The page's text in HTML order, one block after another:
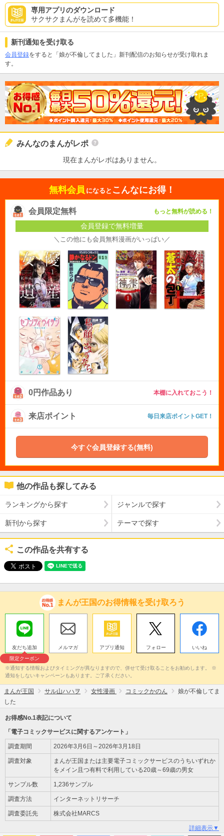
専用アプリのダウンロード
サクサクまんがを読めて多機能！
新刊通知を受け取る
会員登録をすると「娘が不倫してました」新刊配信のお知らせが受け取れま
す。
みんなのまんがレポ
現在まんがレポはありません。
無料会員 になると こんなにお得！
会員限定無料 もっと無料が読める！
会員登録で無料増量
＼この他にも会員無料漫画がいっぱい／
0円作品あり 本棚に入れておこう！
来店ポイント 毎日来店ポイントGET！
今すぐ会員登録する(無料)
他の作品も探してみる
ランキングから探す ジャンルで探す
新刊から探す テーマで探す
この作品を共有する
まんが王国のお得情報を受け取ろう
友だち追加
限定クーポン
メルマガ アプリ通知 フォロー いいね
※通知する情報およびタイミングが異なりますので、併せて受け取ることをお勧めします。 ※
通知をしないキャンペーンもあります。ご了承ください。
まんが王国 サル山ハハヲ 女性漫画 コミックかのん
娘が不倫してま
した
お得感No.1表記について
「電子コミックサービスに関するアンケート」
調査期間 2026年3月6日～2026年3月18日
調査対象
まんが王国または主要電子コミックサービスのうちいずれか
をメイン且つ有料で利用している20歳～69歳の男女
サンプル数 1,236サンプル
調査方法 インターネットリサーチ
調査委託先 株式会社MARCS
詳細表示▼